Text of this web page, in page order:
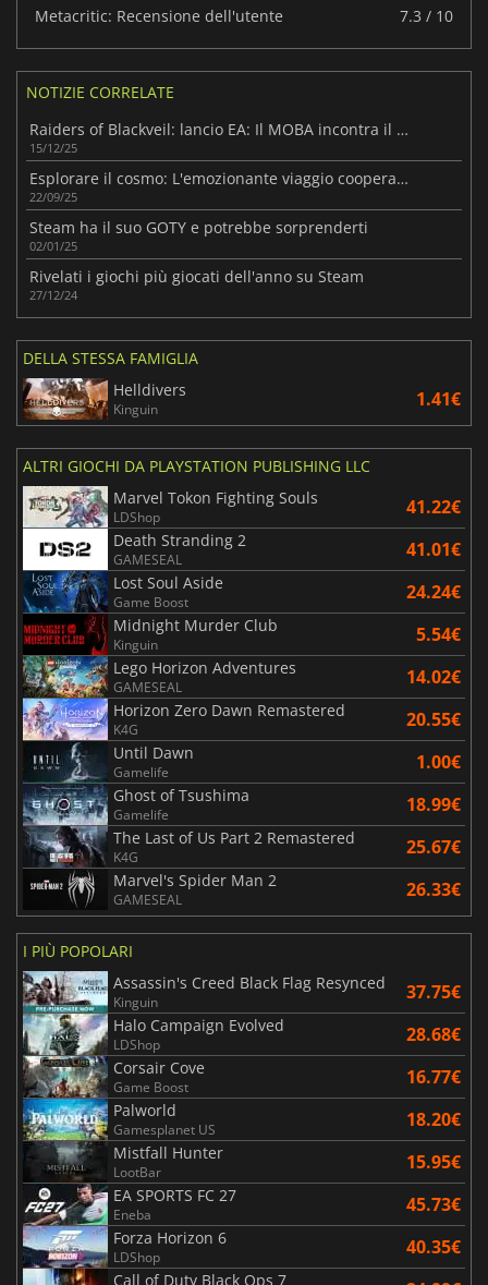
Metacritic: Recensione dell'utente 7.3 / 10
NOTIZIE CORRELATE
Raiders of Blackveil: lancio EA: Il MOBA incontra il Roguelite
15/12/25
Esplorare il cosmo: L'emozionante viaggio cooperativo di Jump Space
22/09/25
Steam ha il suo GOTY e potrebbe sorprenderti
02/01/25
Rivelati i giochi più giocati dell'anno su Steam
27/12/24
DELLA STESSA FAMIGLIA
Helldivers
Kinguin 1.41€
ALTRI GIOCHI DA PLAYSTATION PUBLISHING LLC
Marvel Tokon Fighting Souls
LDShop 41.22€
Death Stranding 2
GAMESEAL 41.01€
Lost Soul Aside
Game Boost 24.24€
Midnight Murder Club
Kinguin 5.54€
Lego Horizon Adventures
GAMESEAL 14.02€
Horizon Zero Dawn Remastered
K4G 20.55€
Until Dawn
Gamelife 1.00€
Ghost of Tsushima
Gamelife 18.99€
The Last of Us Part 2 Remastered
K4G 25.67€
Marvel's Spider Man 2
GAMESEAL 26.33€
I PIÙ POPOLARI
Assassin's Creed Black Flag Resynced
Kinguin 37.75€
Halo Campaign Evolved
LDShop 28.68€
Corsair Cove
Game Boost 16.77€
Palworld
Gamesplanet US 18.20€
Mistfall Hunter
LootBar 15.95€
EA SPORTS FC 27
Eneba 45.73€
Forza Horizon 6
LDShop 40.35€
Call of Duty Black Ops 7